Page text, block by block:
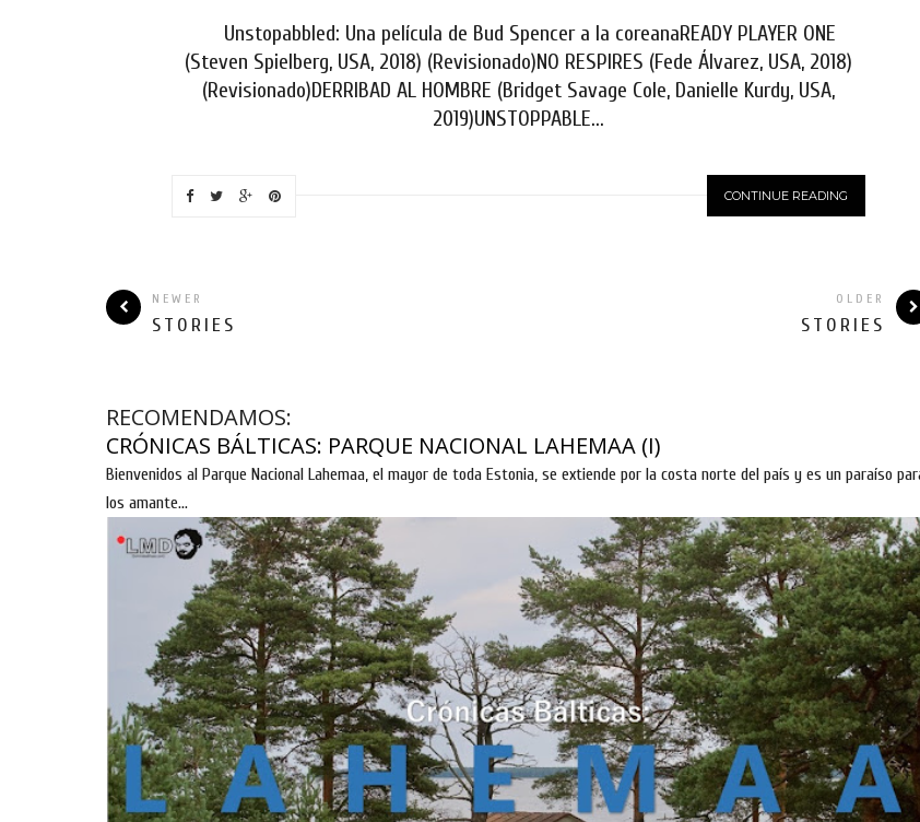
Unstopabbled: Una película de Bud Spencer a la coreanaREADY PLAYER ONE
(Steven Spielberg, USA, 2018) (Revisionado)NO RESPIRES (Fede Álvarez, USA, 2018)
(Revisionado)DERRIBAD AL HOMBRE (Bridget Savage Cole, Danielle Kurdy, USA,
2019)UNSTOPPABLE...
CONTINUE READING
NEWER
STORIES
OLDER
STORIES
RECOMENDAMOS:
CRÓNICAS BÁLTICAS: PARQUE NACIONAL LAHEMAA (I)
Bienvenidos al Parque Nacional Lahemaa, el mayor de toda Estonia, se extiende por la costa norte del país y es un paraíso
los amante...